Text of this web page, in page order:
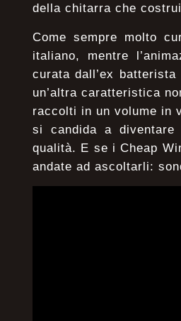
della chitarra che
Come sempre molto
italiano, mentre
curata dall’ex
un’altra caratteristica
raccolti in un volume in
si candida a
qualità. E se i Cheap
andate ad ascoltarli: